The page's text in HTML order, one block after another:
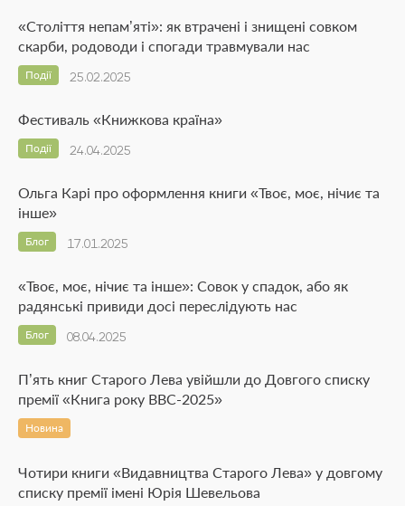
«Століття непам’яті»: як втрачені і знищені совком
скарби, родоводи і спогади травмували нас
25.02.2025
Події
Фестиваль «Книжкова країна»
24.04.2025
Події
Ольга Карі про оформлення книги «Твоє, моє, нічиє та
інше»
17.01.2025
Блог
«Твоє, моє, нічиє та інше»: Совок у спадок, або як
радянські привиди досі переслідують нас
08.04.2025
Блог
П’ять книг Старого Лева увійшли до Довгого списку
премії «Книга року ВВС-2025»
Новина
Чотири книги «Видавництва Старого Лева» у довгому
списку премії імені Юрія Шевельова